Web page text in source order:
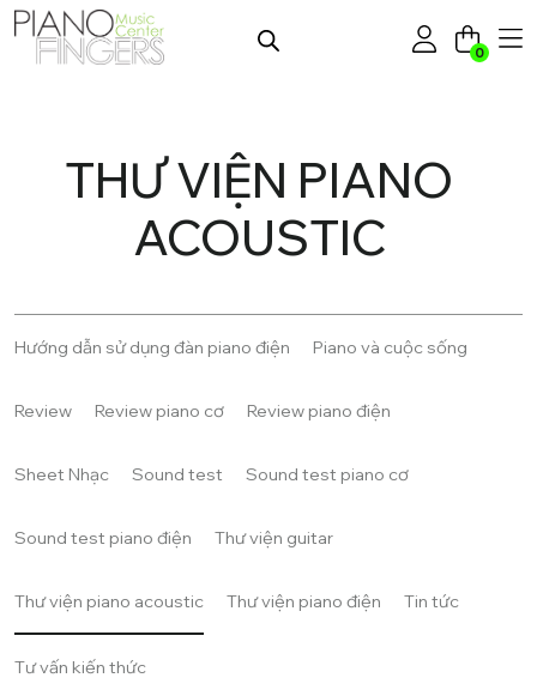
0
THƯ VIỆN PIANO
ACOUSTIC
Hướng dẫn sử dụng đàn piano điện Piano và cuộc sống
Review Review piano cơ Review piano điện
Sheet Nhạc Sound test Sound test piano cơ
Sound test piano điện Thư viện guitar
Thư viện piano acoustic Thư viện piano điện Tin tức
Tư vấn kiến thức